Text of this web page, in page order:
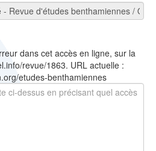
dans cet accès en ligne, sur la
revue/1863. URL actuelle :
etudes-benthamiennes